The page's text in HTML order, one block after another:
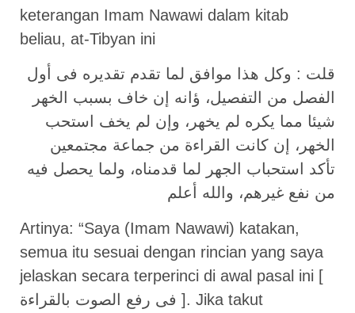
keterangan Imam Nawawi dalam kitab
beliau, at-Tibyan ini
قلت : وكل هذا موافق لما تقدم تقديره فى أول
الفصل من التفصيل، ؤانه إن خاف بسبب الخهر
شيئا مما يكره لم يخهر، وإن لم يخف استحب
الخهر، إن كانت القراءة من جماعة مجتمعين
تأكد استحباب الجهر لما قدمناه، ولما يحصل فيه
من نفع غيرهم، والله أعلم
Artinya: “Saya (Imam Nawawi) katakan,
semua itu sesuai dengan rincian yang saya
jelaskan secara terperinci di awal pasal ini [
فى رفع الصوت بالقراءة ]. Jika takut